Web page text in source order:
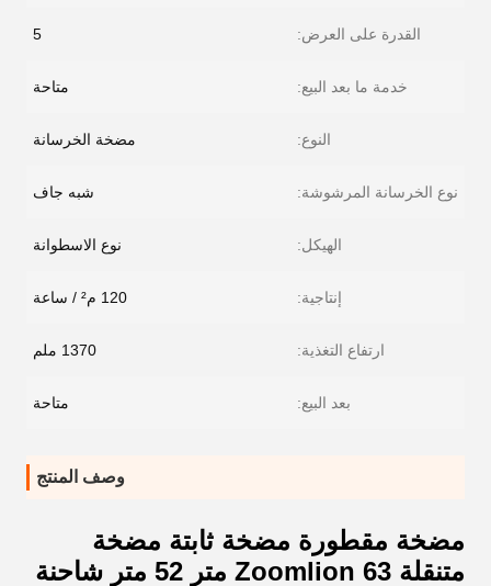
القدرة على العرض: 5
خدمة ما بعد البيع: متاحة
النوع: مضخة الخرسانة
نوع الخرسانة المرشوشة: شبه جاف
الهيكل: نوع الاسطوانة
إنتاجية: 120 م² / ساعة
ارتفاع التغذية: 1370 ملم
بعد البيع: متاحة
وصف المنتج
مضخة مقطورة مضخة ثابتة مضخة
متنقلة Zoomlion 63 متر 52 متر شاحنة